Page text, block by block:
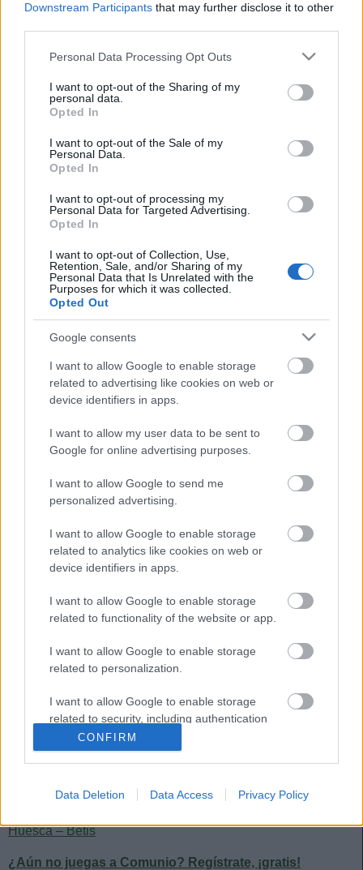
Downstream Participants that may further disclose it to other
Please note that this website/app uses one or more Google
not limited to your visit or usage behaviour. You may click to
grant or deny consent to Google and its third-party tags to
use your data for below specified purposes in below Google
consent section.
Personal Data Processing Opt Outs
I want to opt-out of the Sharing of my
personal data.
Opted In
I want to opt-out of the Sale of my
Personal Data.
Opted In
I want to opt-out of processing my
Personal Data for Targeted Advertising.
Opted In
I want to opt-out of Collection, Use,
Retention, Sale, and/or Sharing of my
Personal Data that Is Unrelated with the
Purposes for which it was collected.
Opted Out
Google consents
I want to allow Google to enable storage
related to advertising like cookies on web or
device identifiers in apps.
I want to allow my user data to be sent to
Google for online advertising purposes.
I want to allow Google to send me
personalized advertising.
I want to allow Google to enable storage
related to analytics like cookies on web or
device identifiers in apps.
I want to allow Google to enable storage
related to functionality of the website or app.
I want to allow Google to enable storage
related to personalization.
I want to allow Google to enable storage
related to security, including authentication
functionality and fraud prevention, and other
user protection.
CONFIRM
Data Deletion Data Access Privacy Policy
suplente.
Actualidad Comunio: los lesionados de la jornada 17
varios lesionados, algunos de
sus lesiones y el tiempo que
Posible alineación Barcelona
Alineación:Ter Stegen – Dest, Araujo, Mingueza, Jordi
Alba – Busquets (Pjanic), Frenkie de Jong, Pedri –
Dembele, Messi, Braithwaite (Griezmann).
Estos jugadores son baja:
Ansu Fati (lesión de rodilla),
Roberto (lesión muscular), Lenglet (sancionado).
Estos jugadores son duda:
Posibles cambios en la alineación: Koeman podría
introducir alguna novedad en el equipo. Pjanic podría dar
descanso a Busquets, mientras que Braithwaite puede
volver a la titularidad en lugar de Griezmann. Mingueza
Celta – Villarreal
Atlético – Athletic
Osasuna – Real Madrid
Levante – Eibar
Cádiz – Alavés
Elche – Getafe
Valladolid – Valencia
Huesca – Betis
¿Aún no juegas a Comunio? Regístrate, ¡gratis!